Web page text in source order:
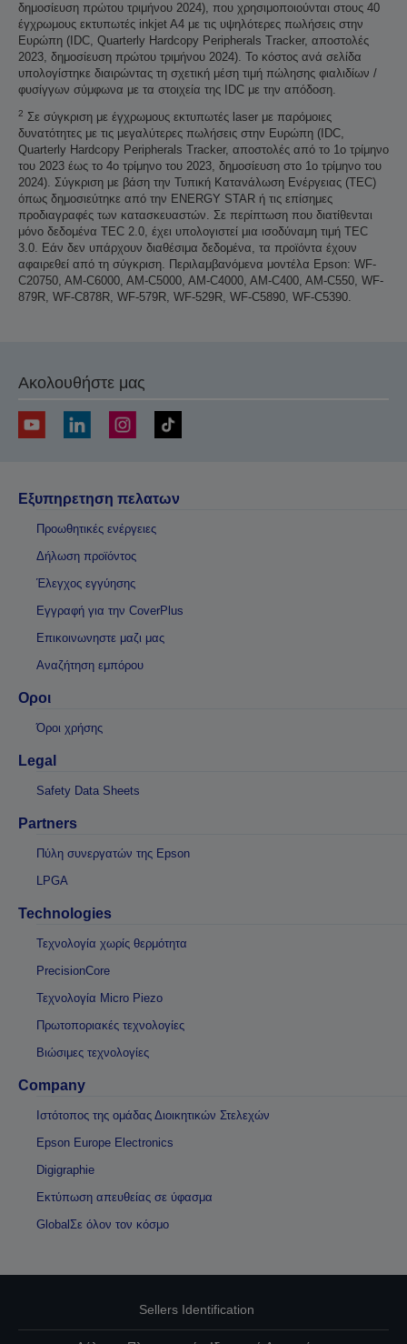
δημοσίευση πρώτου τριμήνου 2024), που χρησιμοποιούνται στους 40
έγχρωμους εκτυπωτές inkjet A4 με τις υψηλότερες πωλήσεις στην
Ευρώπη (IDC, Quarterly Hardcopy Peripherals Tracker, αποστολές
2023, δημοσίευση πρώτου τριμήνου 2024). Το κόστος ανά σελίδα
υπολογίστηκε διαιρώντας τη σχετική μέση τιμή πώλησης φιαλιδίων /
φυσίγγων σύμφωνα με τα στοιχεία της IDC με την απόδοση.
2 Σε σύγκριση με έγχρωμους εκτυπωτές laser με παρόμοιες
δυνατότητες με τις μεγαλύτερες πωλήσεις στην Ευρώπη (IDC,
Quarterly Hardcopy Peripherals Tracker, αποστολές από το 1ο τρίμηνο
του 2023 έως το 4ο τρίμηνο του 2023, δημοσίευση στο 1ο τρίμηνο του
2024). Σύγκριση με βάση την Τυπική Κατανάλωση Ενέργειας (TEC)
όπως δημοσιεύτηκε από την ENERGY STAR ή τις επίσημες
προδιαγραφές των κατασκευαστών. Σε περίπτωση που διατίθενται
μόνο δεδομένα TEC 2.0, έχει υπολογιστεί μια ισοδύναμη τιμή TEC
3.0. Εάν δεν υπάρχουν διαθέσιμα δεδομένα, τα προϊόντα έχουν
αφαιρεθεί από τη σύγκριση. Περιλαμβανόμενα μοντέλα Epson: WF-
C20750, AM-C6000, AM-C5000, AM-C4000, AM-C400, AM-C550, WF-
879R, WF-C878R, WF-579R, WF-529R, WF-C5890, WF-C5390.
Ακολουθήστε μας
Εξυπηρετηση πελατων
Προωθητικές ενέργειες
Δήλωση προϊόντος
Έλεγχος εγγύησης
Εγγραφή για την CoverPlus
Επικοινωνηστε μαζι μας
Αναζήτηση εμπόρου
Οροι
Όροι χρήσης
Legal
Safety Data Sheets
Partners
Πύλη συνεργατών της Epson
LPGA
Technologies
Τεχνολογία χωρίς θερμότητα
PrecisionCore
Τεχνολογία Micro Piezo
Πρωτοποριακές τεχνολογίες
Βιώσιμες τεχνολογίες
Company
Ιστότοπος της ομάδας Διοικητικών Στελεχών
Epson Europe Electronics
Digigraphie
Εκτύπωση απευθείας σε ύφασμα
GlobalΣε όλον τον κόσμο
Sellers Identification